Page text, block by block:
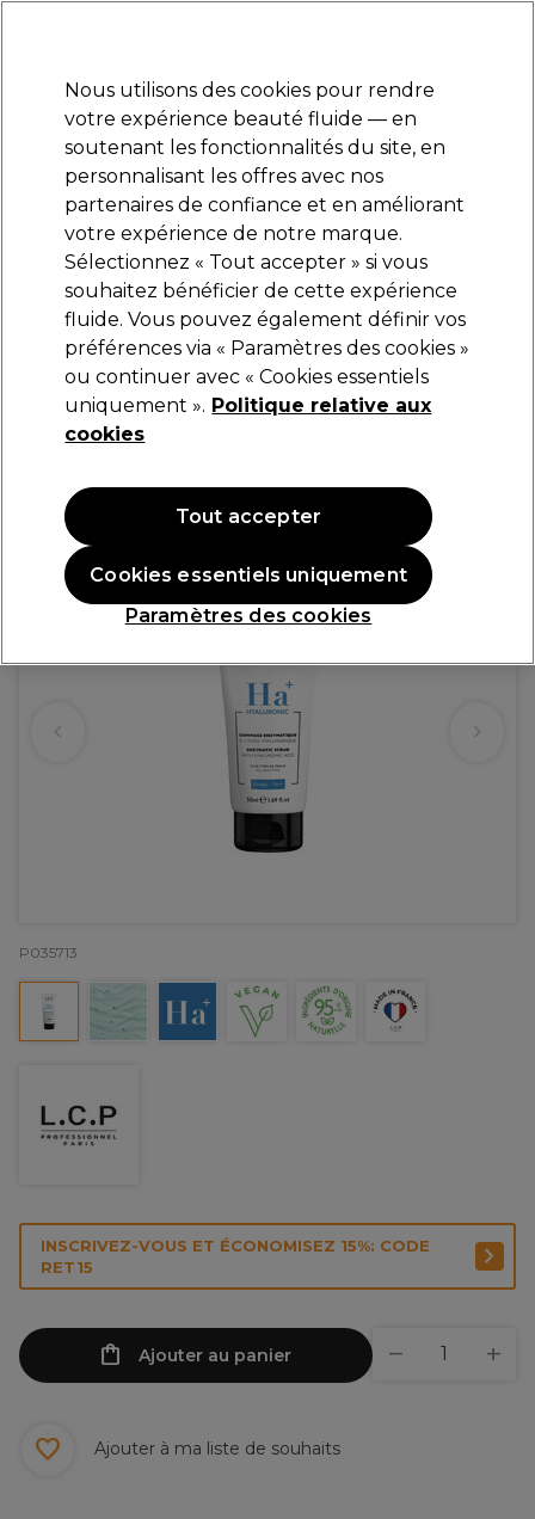
Se connecter
Marques Bons plans Coiffure Electro et Matériel
Livraison et délais
lire la suite
L.C.P Professionnel Paris
L.C.P Professionnel Paris Hyaluronic
Gommage Enzymatique à l’Acide
Hyaluronique 50ml
(0)
20,30 €
P035713
INSCRIVEZ-VOUS ET ÉCONOMISEZ 15%: CODE
RET15
Ajouter au panier
Ajouter à ma liste de souhaits
Nous utilisons des cookies pour rendre
votre expérience beauté fluide — en
soutenant les fonctionnalités du site, en
personnalisant les offres avec nos
partenaires de confiance et en améliorant
votre expérience de notre marque.
Sélectionnez « Tout accepter » si vous
souhaitez bénéficier de cette expérience
fluide. Vous pouvez également définir vos
préférences via « Paramètres des cookies »
ou continuer avec « Cookies essentiels
uniquement ». Politique relative aux
cookies
Paramètres des cookies
Cookies essentiels uniquement
Tout accepter